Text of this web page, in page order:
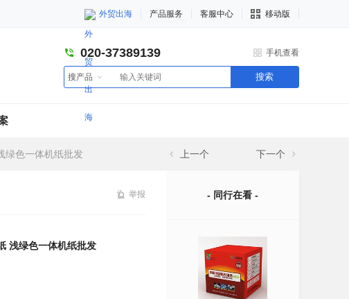
外贸出海 产品服务 客服中心 移动版
020-37389139 手机查看
搜产品 搜索
绿色一体机纸批发 上一个 下一个
举报
浅绿色一体机纸批发
- 同行在看 -